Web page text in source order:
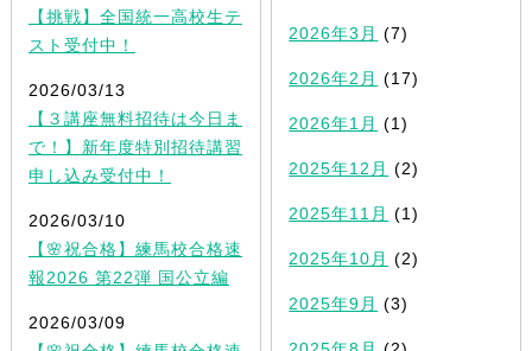
【挑戦】全国統一高校生テ
スト受付中！
2026/03/13
【３講座無料招待は今日ま
で！】新年度特別招待講習
申し込み受付中！
2026/03/10
【🌸祝合格】練馬校合格速
報2026 第22弾 国公立編
2026/03/09
2026年3月 (7)
2026年2月 (17)
2026年1月 (1)
2025年12月 (2)
2025年11月 (1)
2025年10月 (2)
2025年9月 (3)